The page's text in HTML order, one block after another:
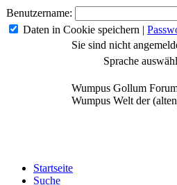
Benutzername:
Daten in Cookie speichern |
Sie sind nicht
Sprache
Wumpus Gollum
Wumpus Welt der
Startseite
Suche